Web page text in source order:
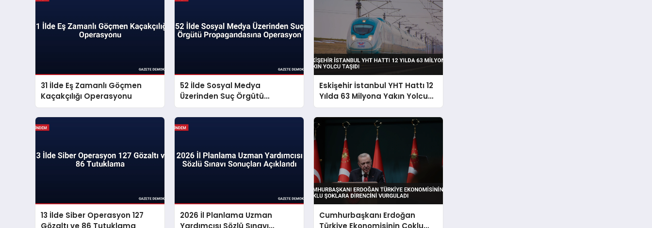
31 İlde Eş Zamanlı Göçmen
Kaçakçılığı Operasyonu
52 İlde Sosyal Medya
Üzerinden Suç Örgütü
Propagandasına Operasyon
Eskişehir İstanbul YHT Hattı 12
Yılda 63 Milyona Yakın Yolcu
Taşıdı
13 İlde Siber Operasyon 127
Gözaltı ve 86 Tutuklama
2026 İl Planlama Uzman
Yardımcısı Sözlü Sınavı
Cumhurbaşkanı Erdoğan
Türkiye Ekonomisinin Çoklu